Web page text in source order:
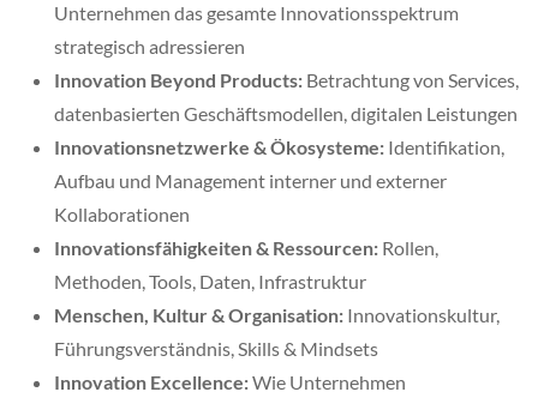
Unternehmen das gesamte Innovationsspektrum
strategisch adressieren
Innovation Beyond Products: Betrachtung von Services,
datenbasierten Geschäftsmodellen, digitalen Leistungen
Innovationsnetzwerke & Ökosysteme: Identifikation,
Aufbau und Management interner und externer
Kollaborationen
Innovationsfähigkeiten & Ressourcen: Rollen,
Methoden, Tools, Daten, Infrastruktur
Menschen, Kultur & Organisation: Innovationskultur,
Führungsverständnis, Skills & Mindsets
Innovation Excellence:Wie Unternehmen